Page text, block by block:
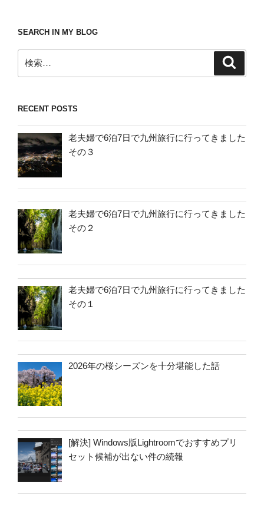
SEARCH IN MY BLOG
索:
RECENT POSTS
老夫婦で6泊7日で九州旅行に行ってきました
その３
老夫婦で6泊7日で九州旅行に行ってきました
その２
老夫婦で6泊7日で九州旅行に行ってきました
その１
2026年の桜シーズンを十分堪能した話
[解決] Windows版Lightroomでおすすめプリ
セット候補が出ない件の続報